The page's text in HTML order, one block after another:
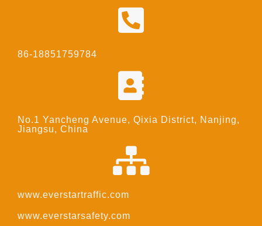
86-18851759784
No.1 Yancheng Avenue, Qixia District, Nanjing,
Jiangsu, China
www.everstartraffic.com
www.everstarsafety.com